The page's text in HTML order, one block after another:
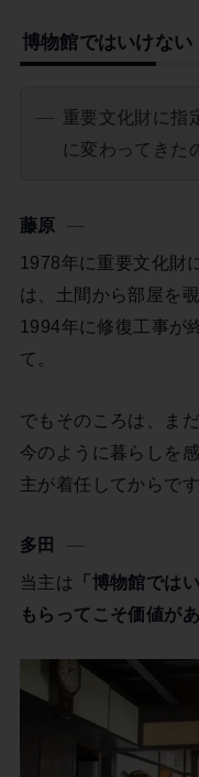
博物館ではいけない
重要文化財に指
に変わってきた
藤原
1978年に重要文化財
は、土間から部屋を
1994年に修復工事が
て。
でもそのころは、ま
今のように暮らしを
主が着任してからです
多田
当主は
「博物館では
もらってこそ価値があ